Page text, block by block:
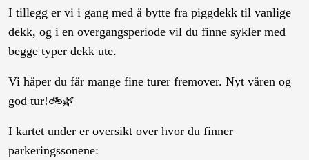
I tillegg er vi i gang med å bytte fra piggdekk til vanlige
dekk, og i en overgangsperiode vil du finne sykler med
begge typer dekk ute.
Vi håper du får mange fine turer fremover. Nyt våren og
god tur!🚲🌿
I kartet under er oversikt over hvor du finner
parkeringssonene: